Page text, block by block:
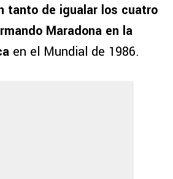
tanto de igualar los cuatro
Maradona en la
en el Mundial de 1986.